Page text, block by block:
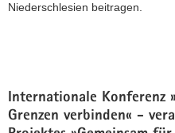
Niederschlesien beitragen.
Internationale Konferenz
Grenzen verbinden« -